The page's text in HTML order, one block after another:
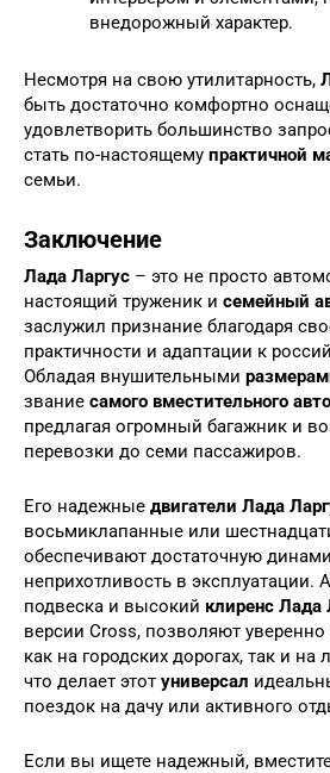
внедорожный характер.
Несмотря на свою утилитарность,
быть достаточно комфортно
удовлетворить большинство
стать по-настоящему практичной
семьи.
Заключение
Лада Ларгус – это не просто
настоящий труженик и семейный
заслужил признание благодаря
практичности и адаптации к
Обладая внушительными
звание самого вместительного
предлагая огромный багажник и
перевозки до семи пассажиров.
Его надежные двигатели Лада
восьмиклапанные или
обеспечивают достаточную
неприхотливость в эксплуатации.
подвеска и высокий клиренс Лада
версии Cross, позволяют уверенно
как на городских дорогах, так и на
что делает этот универсал
поездок на дачу или активного
Если вы ищете надежный,